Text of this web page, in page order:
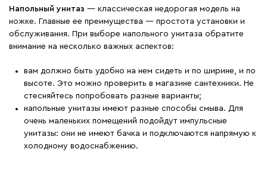
Напольный унитаз — классическая недорогая модель на
ножке. Главные ее преимущества — простота установки и
обслуживания. При выборе напольного унитаза обратите
внимание на несколько важных аспектов:
вам должно быть удобно на нем сидеть и по ширине, и по
высоте. Это можно проверить в магазине сантехники. Не
стесняйтесь попробовать разные варианты;
напольные унитазы имеют разные способы смыва. Для
очень маленьких помещений подойдут импульсные
унитазы: они не имеют бачка и подключаются напрямую к
холодному водоснабжению.